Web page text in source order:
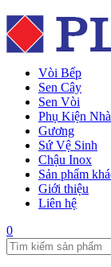
Vòi Bếp
Sen Cây
Sen Vòi
Phụ Kiện
Gương
Sứ Vệ Sinh
Chậu Inox
Sản phẩm
Giới thiệu
Liên hệ
0